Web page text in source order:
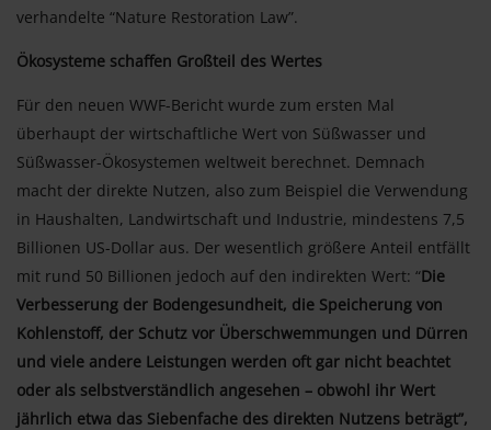
verhandelte “Nature Restoration Law”.
Ökosysteme schaffen Großteil des Wertes
Für den neuen WWF-Bericht wurde zum ersten Mal
überhaupt der wirtschaftliche Wert von Süßwasser und
Süßwasser-Ökosystemen weltweit berechnet. Demnach
macht der direkte Nutzen, also zum Beispiel die Verwendung
in Haushalten, Landwirtschaft und Industrie, mindestens 7,5
Billionen US-Dollar aus. Der wesentlich größere Anteil entfällt
mit rund 50 Billionen jedoch auf den indirekten Wert: “Die
Verbesserung der Bodengesundheit, die Speicherung von
Kohlenstoff, der Schutz vor Überschwemmungen und Dürren
und viele andere Leistungen werden oft gar nicht beachtet
oder als selbstverständlich angesehen – obwohl ihr Wert
jährlich etwa das Siebenfache des direkten Nutzens beträgt”,